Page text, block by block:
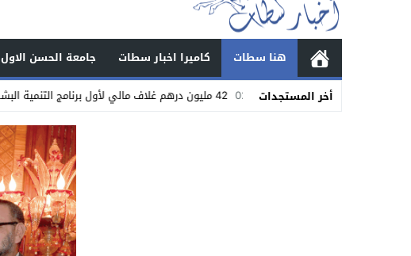
هنا سطات كاميرا اخبار سطات جامعة الحسن الاول
أخر المستجدات
02:37 42 مليون درهم غلاف مالي لأول برنامج التنمية البشرية تحت إشراف كامل لحبوها